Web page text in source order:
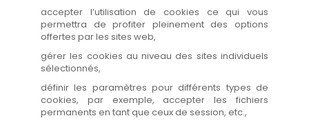
accepter l’utilisation de cookies ce qui vous
permettra de profiter pleinement des options
offertes par les sites web,
gérer les cookies au niveau des sites individuels
sélectionnés,
définir les paramètres pour différents types de
cookies, par exemple, accepter les fichiers
permanents en tant que ceux de session, etc.,